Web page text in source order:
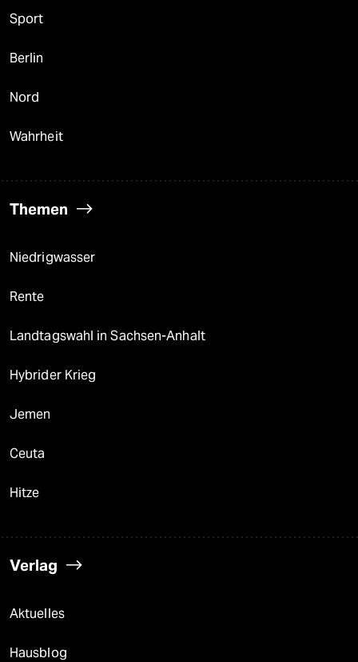
Sport
Berlin
Nord
Wahrheit
Themen
Niedrigwasser
Rente
Landtagswahl in Sachsen-Anhalt
Hybrider Krieg
Jemen
Ceuta
Hitze
Verlag
Aktuelles
Hausblog